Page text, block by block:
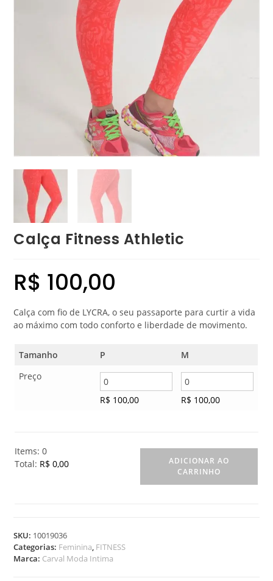
Calça Fitness Athletic
R$ 100,00
Calça com fio de LYCRA, o seu passaporte para curtir a vida
ao máximo com todo conforto e liberdade de movimento.
Tamanho P
M
Preço
R$ 100,00 R$ 100,00
Items:0
Total: R$ 0,00
s
.
ADICIONAR AO
CARRINHO
SKU: 10019036
Categorias: Feminina, FITNESS
Marca: Carval Moda Intima